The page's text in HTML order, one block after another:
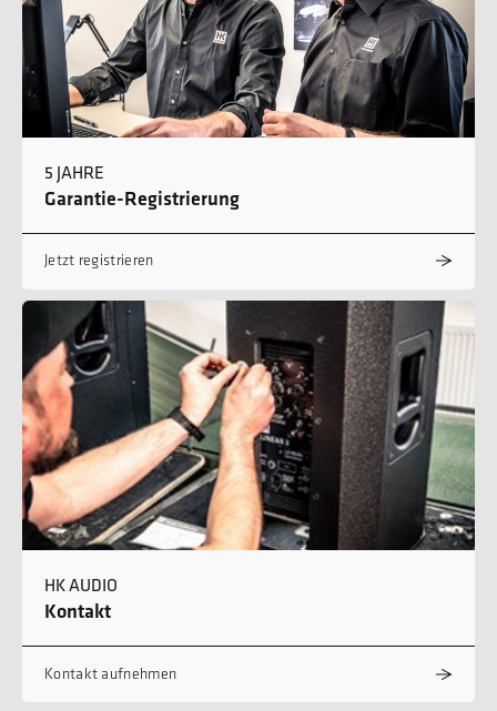
5 JAHRE
Garantie-Registrierung
Jetzt registrieren
HK AUDIO
Kontakt
Kontakt aufnehmen